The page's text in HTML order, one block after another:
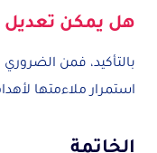
هل يمكن تعديل
بالتأكيد، فمن
استمرار ملاءمتها